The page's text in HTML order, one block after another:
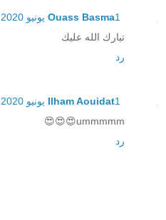
Ouass Basma1 يونيو 2020 في 1:07 ص
تبارك الله عليك
رد
Ilham Aouidat1 يونيو 2020 في 1:07 ص
ummmmm😍😍😍
رد